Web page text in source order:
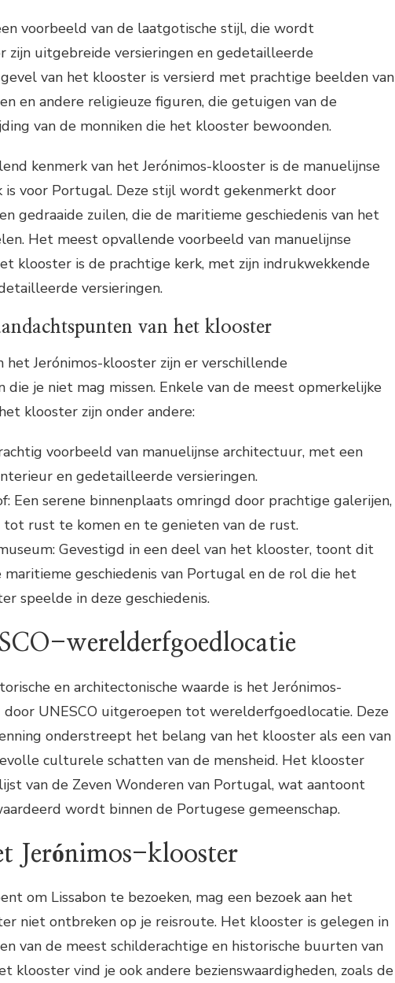
voorbeeld van de laatgotische stijl, die wordt
zijn uitgebreide versieringen en gedetailleerde
van het klooster is versierd met prachtige beelden van
en andere religieuze figuren, die getuigen van de
van de monniken die het klooster bewoonden.
kenmerk van het Jerónimos-klooster is de manuelijnse
is voor Portugal. Deze stijl wordt gekenmerkt door
gedraaide zuilen, die de maritieme geschiedenis van het
Het meest opvallende voorbeeld van manuelijnse
klooster is de prachtige kerk, met zijn indrukwekkende
versieringen.
van het klooster
het Jerónimos-klooster zijn er verschillende
die je niet mag missen. Enkele van de meest opmerkelijke
klooster zijn onder andere:
voorbeeld van manuelijnse architectuur, met een
en gedetailleerde versieringen.
Een serene binnenplaats omringd door prachtige galerijen,
tot rust te komen en te genieten van de rust.
Gevestigd in een deel van het klooster, toont dit
maritieme geschiedenis van Portugal en de rol die het
speelde in deze geschiedenis.
werelderfgoedlocatie
en architectonische waarde is het Jerónimos-
UNESCO uitgeroepen tot werelderfgoedlocatie. Deze
onderstreept het belang van het klooster als een van
culturele schatten van de mensheid. Het klooster
van de Zeven Wonderen van Portugal, wat aantoont
wordt binnen de Portugese gemeenschap.
Jerónimos-klooster
om Lissabon te bezoeken, mag een bezoek aan het
niet ontbreken op je reisroute. Het klooster is gelegen in
van de meest schilderachtige en historische buurten van
klooster vind je ook andere bezienswaardigheden, zoals de